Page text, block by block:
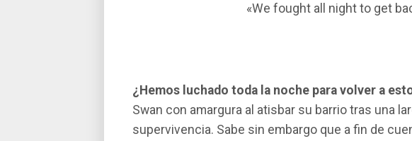
«We fought all night to get
¿Hemos luchado toda la noche para volver a
Swan con amargura al atisbar su barrio tras una
supervivencia. Sabe sin embargo que a fin de